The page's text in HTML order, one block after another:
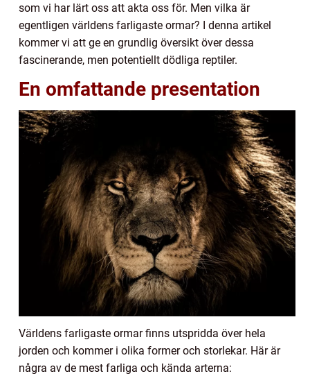
som vi har lärt oss att akta oss för. Men vilka är
egentligen världens farligaste ormar? I denna artikel
kommer vi att ge en grundlig översikt över dessa
fascinerande, men potentiellt dödliga reptiler.
En omfattande presentation
Världens farligaste ormar finns utspridda över hela
jorden och kommer i olika former och storlekar. Här är
några av de mest farliga och kända arterna: